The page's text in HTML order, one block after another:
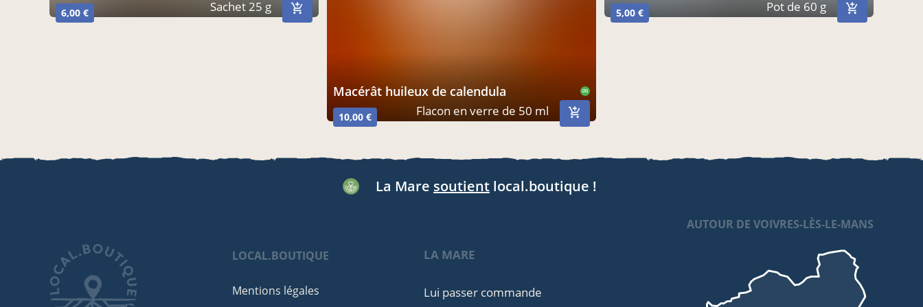
6,00 € Sachet 25 g
macérât huileux de calendula CAB
10,00 € Flacon en verre de 50 ml
5,00 € Pot de 60 g
La Mare soutient local.boutique !
LOCAL.BOUTIQUE
Mentions légales
LA MARE
Lui passer commande
AUTOUR DE VOIVRES-LÈS-LE-MANS